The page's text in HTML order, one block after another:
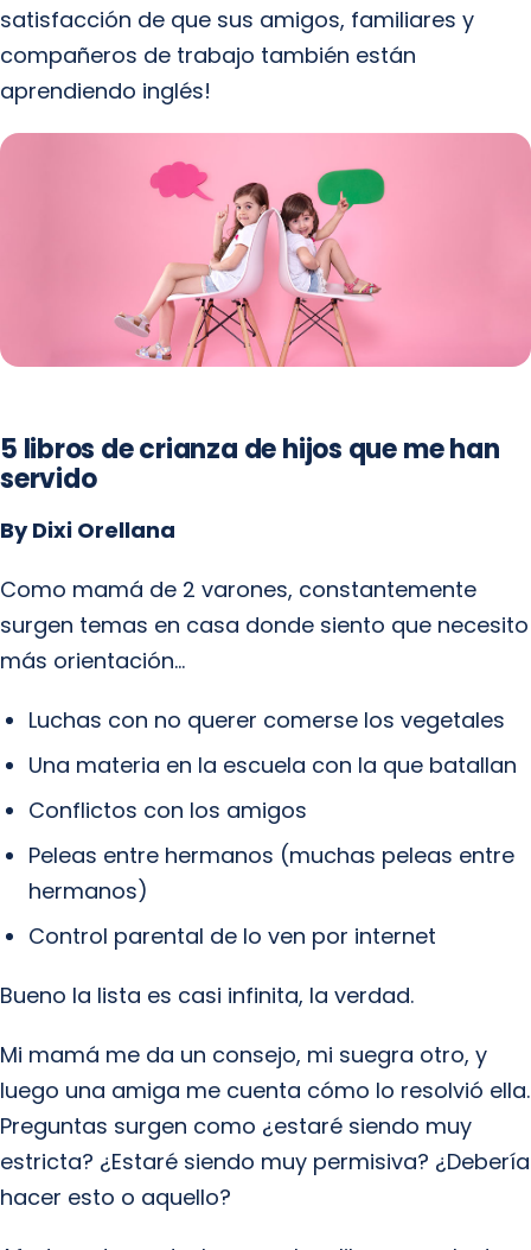
satisfacción de que sus amigos, familiares y
compañeros de trabajo también están
aprendiendo inglés!
5 libros de crianza de hijos que me han
servido
By Dixi Orellana
Como mamá de 2 varones, constantemente
surgen temas en casa donde siento que necesito
más orientación…
Luchas con no querer comerse los vegetales
Una materia en la escuela con la que batallan
Conflictos con los amigos
Peleas entre hermanos (muchas peleas entre
hermanos)
Control parental de lo ven por internet
Bueno la lista es casi infinita, la verdad.
Mi mamá me da un consejo, mi suegra otro, y
luego una amiga me cuenta cómo lo resolvió ella.
Preguntas surgen como ¿estaré siendo muy
estricta? ¿Estaré siendo muy permisiva? ¿Debería
hacer esto o aquello?